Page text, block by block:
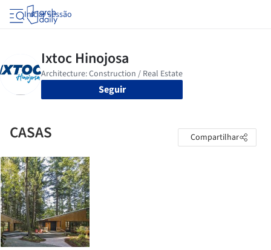
Iniciar sessão
Seguir
CASAS Compartilhar